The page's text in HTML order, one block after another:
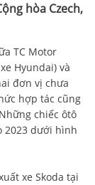
hòa Czech,
TC Motor
Hyundai) và
đơn vị chưa
hợp tác cũng
chiếc ôtô
2023 dưới hình
xe Skoda tại